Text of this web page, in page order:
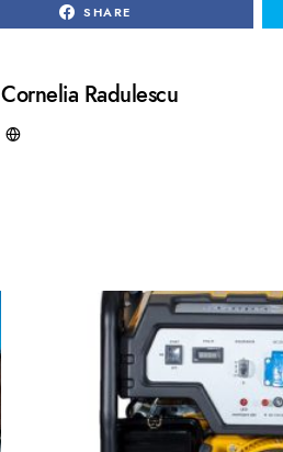
SHARE
Cornelia Radulescu